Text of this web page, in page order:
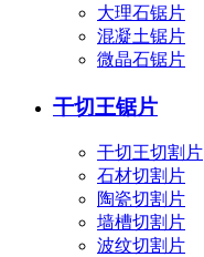
大理石锯片
混凝土锯片
微晶石锯片
干切王锯片
干切王切割片
石材切割片
陶瓷切割片
墙槽切割片
波纹切割片